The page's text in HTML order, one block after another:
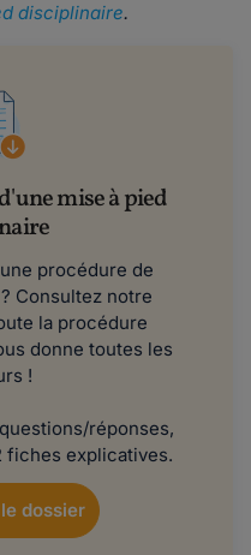
disciplinaire.
mise à pied
procédure de
Consultez notre
la procédure
donne toutes les
!
réponses,
fiches explicatives.
dossier